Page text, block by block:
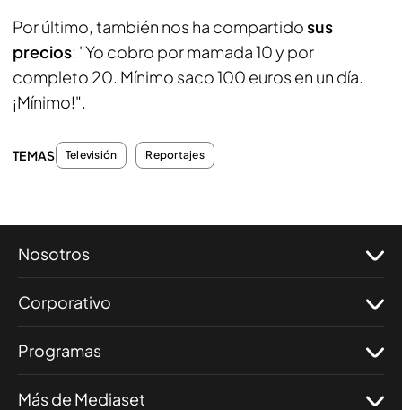
Por último, también nos ha compartidosus
precios: "Yo cobro por mamada 10 y por
completo 20. Mínimo saco 100 euros en un día.
¡Mínimo!".
TEMAS Televisión Reportajes
Nosotros
Corporativo
Programas
Más de Mediaset